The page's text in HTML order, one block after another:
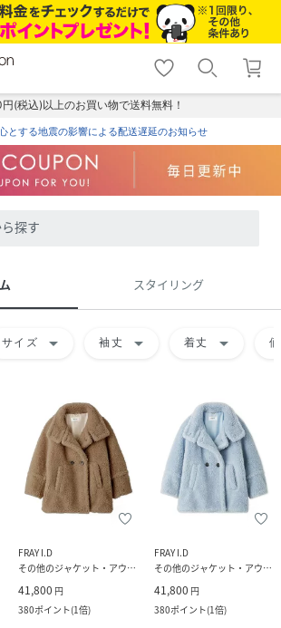
shopping_cart lock_outline
ログイン
(税込)以上のお買い物で送料無料！
とする地震の影響による配送遅延のお知らせ
探す
スタイリング
サイズ arrow_drop_down 袖丈 arrow_drop_down 着丈 arrow_drop_down
FRAY I.D
その他のジャケット・アウター
41,800 円
380ポイント(1倍)
FRAY I.D
その他のジャケット・アウター
41,800 円
380ポイント(1倍)